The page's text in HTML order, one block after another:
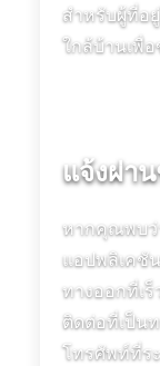
สำหรับผู้ที่อ
ใกล้บ้านเพื่
แจ้งผ่า
หากคุณพบว่
แอปพลิเคชั
ทางออกที่เ
ติดต่อที่เป็น
โทรศัพท์ที่ร